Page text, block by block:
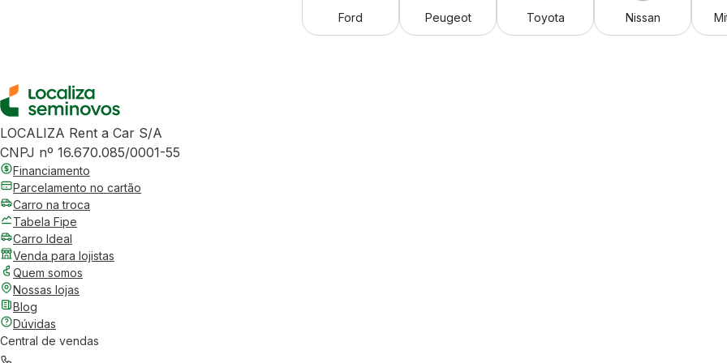
Ford Peugeot Toyota Nissan
LOCALIZA Rent a Car S/A
CNPJ nº 16.670.085/0001-55
Financiamento
Parcelamento no cartão
Carro na troca
Tabela Fipe
Carro Ideal
Venda para lojistas
Quem somos
Nossas lojas
Blog
Dúvidas
Central de vendas